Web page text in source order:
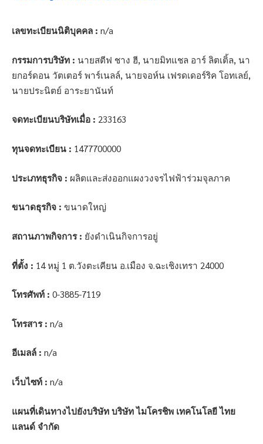
เลขทะเบียนนิติบุคคล : n/a
กรรมการบริษัท : นายสตีฟ ชาง ฮี, นายมิทแชล อาร์ ลิตเติ้ล, นา
ยกอร์ดอน วัตเตอร์ พาร์เนลล์, นายจอห์น เฟรดเดอร์ริค โอทเลย์,
นายประนิตย์ อาระยานันท์
จดทะเบียนบริษัทเมื่อ : 233163
ทุนจดทะเบียน : 1477700000
ประเภทธุรกิจ : ผลิตและส่งออกแผงวงจรไฟฟ้าร่วมจุลภาค
ขนาดธุรกิจ : ขนาดใหญ่
สถานภาพกิจการ : ยังดำเนินกิจการอยู่
ที่ตั้ง : 14 หมู่ 1 ต.วังตะเคียน อ.เมือง จ.ฉะเชิงเทรา 24000
โทรศัพท์ : 0-3885-7119
โทรสาร : n/a
อีเมลล์ : n/a
เว็บไซท์ : n/a
แผนที่เดินทางไปยังบริษัท บริษัท ไมโครชิพ เทคโนโลยี ไทย
แลนด์ จำกัด